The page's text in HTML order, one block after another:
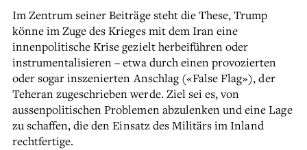
Im Zentrum seiner Beiträge steht die These, Trump
könne im Zuge des Krieges mit dem Iran eine
innenpolitische Krise gezielt herbeiführen oder
instrumentalisieren – etwa durch einen provozierten
oder sogar inszenierten Anschlag («False Flag»), der
Teheran zugeschrieben werde. Ziel sei es, von
aussenpolitischen Problemen abzulenken und eine Lage
zu schaffen, die den Einsatz des Militärs im Inland
rechtfertige.